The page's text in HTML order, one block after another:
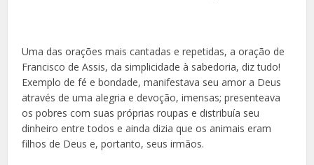
Uma das orações mais cantadas e repetidas, a oração de
Francisco de Assis, da simplicidade à sabedoria, diz tudo!
Exemplo de fé e bondade, manifestava seu amor a Deus
através de uma alegria e devoção, imensas; presenteava
os pobres com suas próprias roupas e distribuía seu
dinheiro entre todos e ainda dizia que os animais eram
filhos de Deus e, portanto, seus irmãos.